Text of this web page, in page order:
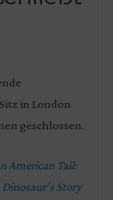
in London
geschlossen.
American Tail:
Dinosaur’s Story